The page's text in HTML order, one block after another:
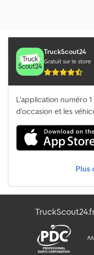
TruckScout24
Gratuit sur le store
L'application numéro
d'occasion et les
Plus